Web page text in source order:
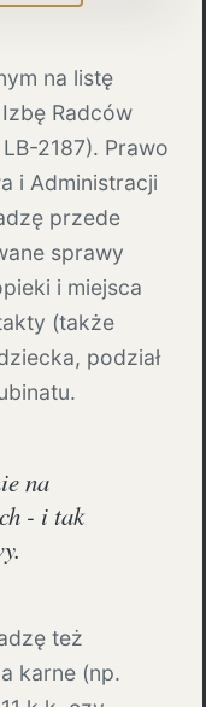
na listę
Radców
2187). Prawo
i Administracji
przede
sprawy
i miejsca
(także
podział
na
- i tak
też
karne (np.